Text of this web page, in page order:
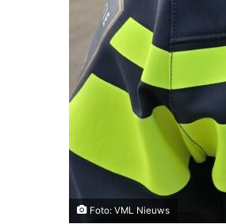
Foto: VML Nieuws